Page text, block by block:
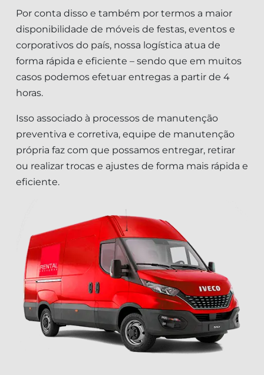
Por conta disso e também por termos a maior
disponibilidade de móveis de festas, eventos e
corporativos do país, nossa logística atua de
forma rápida e eficiente – sendo que em muitos
casos podemos efetuar entregas a partir de 4
horas.
Isso associado à processos de manutenção
preventiva e corretiva, equipe de manutenção
própria faz com que possamos entregar, retirar
ou realizar trocas e ajustes de forma mais rápida e
eficiente.